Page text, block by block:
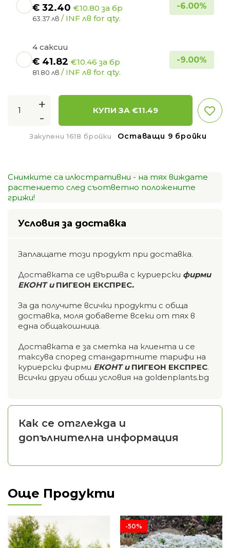
€ 32.40 €10.80 за бр
63.37 лв / INF лв for qty.
-6.00%
4 саксии
€ 41.82 €10.46 за бр
81.80 лв / INF лв for qty.
-9.00%
+
-
КУПИ ЗА €11.49
Закупени 1618 бройки Оставащи 9 бройки
Снимките са илюстративни - на тях виждате
растението след съответно положените
грижи!
Условия за доставка
Заплащате този продукт при доставка.
Доставката се извършва с куриерски фирми
ЕКОНТ и ПИГЕОН ЕКСПРЕС.
За да получите всички продукти с обща
доставка, моля добавете всеки от тях в
една общакошница.
Доставката е за сметка на клиента и се
таксува според стандартните тарифи на
куриерски фирми ЕКОНТ и ПИГЕОН ЕКСПРЕС.
Всички други общи условия на goldenplants.bg
Как се отглежда и
допълнителна информация
Още Продукти
-50%